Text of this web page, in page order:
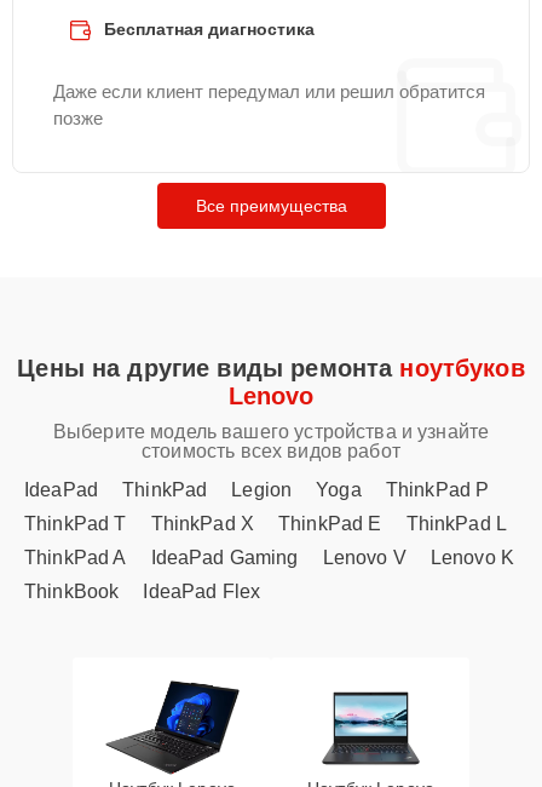
Бесплатная диагностика
Даже если клиент передумал или решил обратится
позже
Все преимущества
Цены на другие виды ремонта ноутбуков
Lenovo
Выберите модель вашего устройства и узнайте
стоимость всех видов работ
IdeaPad
ThinkPad Legion Yoga
ThinkPad P
ThinkPad T
ThinkPad X ThinkPad E
ThinkPad L
ThinkPad A
IdeaPad Gaming Lenovo V
Lenovo K
ThinkBook
IdeaPad Flex